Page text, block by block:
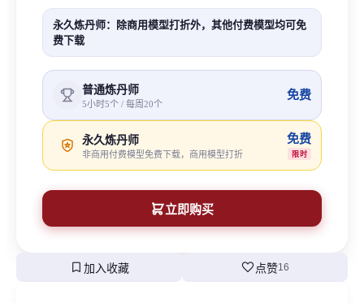
永久炼丹师：除商用模型打折外，其他付费模型均可免
费下载
普通炼丹师
5小时5个 / 每周20个
免费
永久炼丹师
非商用付费模型免费下载，商用模型打折
免费
限时
立即购买
bookmark 加入收藏 favorite点赞16